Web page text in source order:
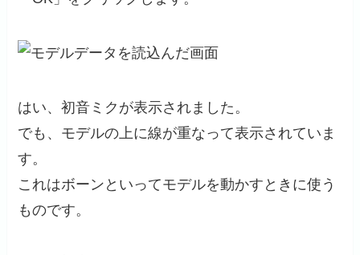
はい、初音ミクが表示されました。
でも、モデルの上に線が重なって表示されていま
す。
これはボーンといってモデルを動かすときに使う
ものです。